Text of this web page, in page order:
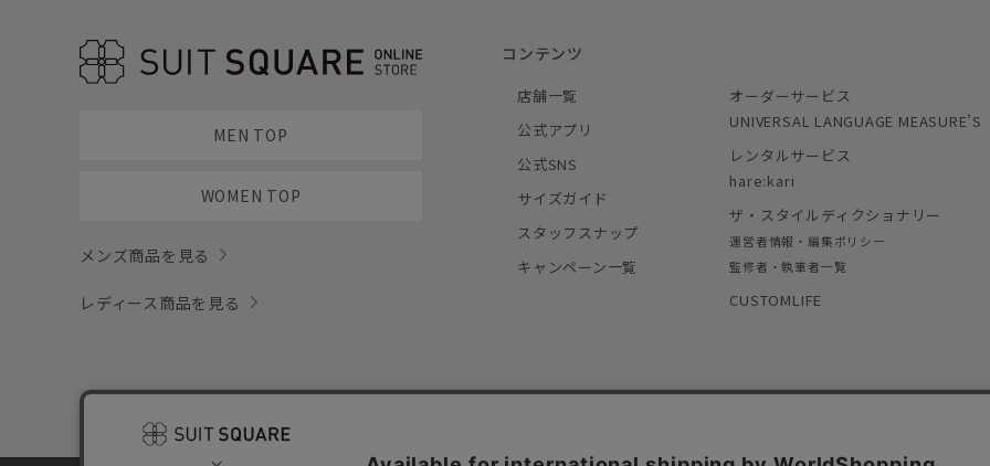
MEN TOP
WOMEN TOP
メンズ商品を見る
レディース商品を見る
コンテンツ
店舗一覧
公式アプリ
公式SNS
サイズガイド
スタッフスナップ
キャンペーン一覧
オーダーサービス
UNIVERSAL LANGUAGE MEASURE’S
レンタルサービス
hare:kari
ザ・スタイルディクショナリー
運営者情報・編集ポリシー
監修者・執筆者一覧
CUSTOMLIFE